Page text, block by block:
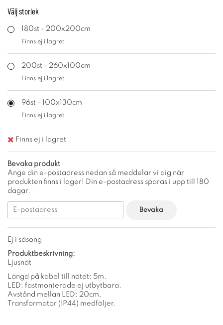
Väljstorlek
180st - 200x200cm
Finns ej i lagret
200st - 260x100cm
Finns ej i lagret
96st - 100x130cm
Finns ej i lagret
Finns ej i lagret
Bevaka produkt
Ange din e-postadress nedan så meddelar vi dig när
produkten finns i lager! Din e-postadress sparas i upp till 180
dagar.
Bevaka
Ej i säsong
Produktbeskrivning:
Ljusnät
Längd på kabel till nätet: 5m.
LED: fastmonterade ej utbytbara.
Avstånd mellan LED: 20cm.
Transformator (IP44) medföljer.